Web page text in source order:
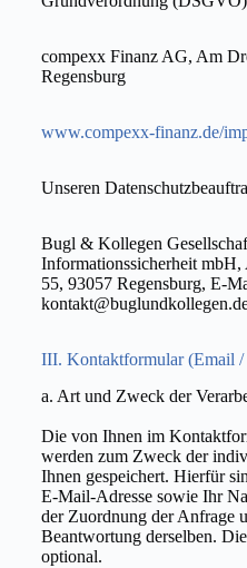
compexx Finanz AG, Am
Regensburg
www.compexx-finanz.de/
Unseren
Bugl & Kollegen
Informationssicherheit
55, 93057 Regensburg, E-
III. Kontaktformular (Email /
a. Art und Zweck der
Die von Ihnen im
werden zum Zweck der
Ihnen gespeichert. Hierfür
E-Mail-Adresse sowie Ihr
der Zuordnung der Anfrage
Beantwortung derselben.
optional.